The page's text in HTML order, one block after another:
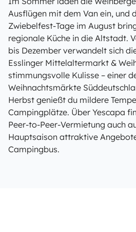
Ausflügen mit dem Van ein, und
Zwiebelfest-Tage im August
regionale Küche in die Altstadt.
bis Dezember verwandelt sich
Esslinger Mittelaltermarkt &
stimmungsvolle Kulisse – einer
Weihnachtsmärkte
Herbst genießt du mildere
Campingplätze. Über Yescapa
Peer-to-Peer-Vermietung auch
Hauptsaison attraktive
Campingbus.